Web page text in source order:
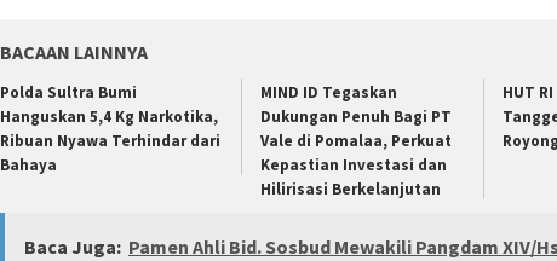
BACAAN LAINNYA
Polda Sultra Bumi
Hanguskan 5,4 Kg Narkotika,
Ribuan Nyawa Terhindar dari
Bahaya
MIND ID Tegaskan
Dukungan Penuh Bagi PT
Vale di Pomalaa, Perkuat
Kepastian Investasi dan
Hilirisasi Berkelanjutan
HUT
Baca Juga: Pamen Ahli Bid. Sosbud Mewakili Pangdam XIV/